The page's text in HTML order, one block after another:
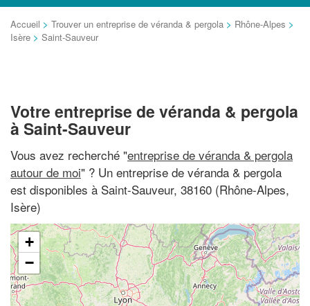
Accueil > Trouver un entreprise de véranda & pergola > Rhône-Alpes >
Isère > Saint-Sauveur
Votre entreprise de véranda & pergola
à Saint-Sauveur
Vous avez recherché "entreprise de véranda & pergola
autour de moi" ? Un entreprise de véranda & pergola
est disponibles à Saint-Sauveur, 38160 (Rhône-Alpes,
Isère)
+
−